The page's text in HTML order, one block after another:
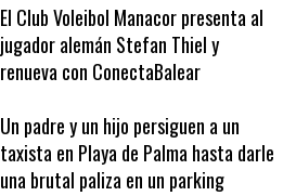
El Club Voleibol Manacor presenta al
jugador alemán Stefan Thiel y
renueva con ConectaBalear
Un padre y un hijo persiguen a un
taxista en Playa de Palma hasta darle
una brutal paliza en un parking